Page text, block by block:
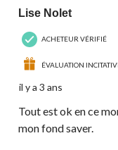
Lise Nolet
ACHETEUR VÉRIFIÉ
ÉVALUATION
il y a 3 ans
Tout est ok en ce
mon fond saver.